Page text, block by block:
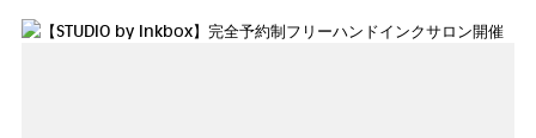
BUNDLES